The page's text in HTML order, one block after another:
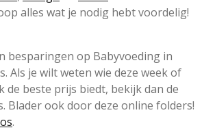
alles wat je nodig hebt voordelig!
besparingen op Babyvoeding in
Als je wilt weten wie deze week of
de beste prijs biedt, bekijk dan de
Blader ook door deze online folders!
.